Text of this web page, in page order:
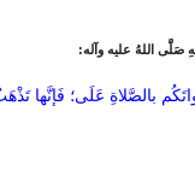
صَلَّی اللهُ علیه وآله:
بالصَّلاةِ عَلَی؛ فَإنَّها